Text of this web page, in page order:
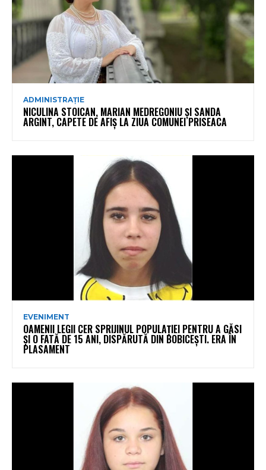
ADMINISTRAȚIE
NICULINA STOICAN, MARIAN MEDREGONIU ȘI SANDA
ARGINT, CAPETE DE AFIȘ LA ZIUA COMUNEI PRISEACA
EVENIMENT
OAMENII LEGII CER SPRIJINUL POPULAȚIEI PENTRU A GĂSI
ȘI O FATĂ DE 15 ANI, DISPĂRUTĂ DIN BOBICEȘTI. ERA ÎN
PLASAMENT